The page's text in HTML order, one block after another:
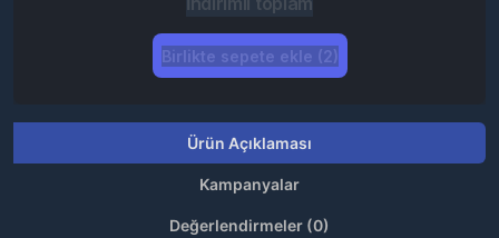
Birlikte sepete ekle (2)
Ürün Açıklaması
Kampanyalar
Değerlendirmeler (0)